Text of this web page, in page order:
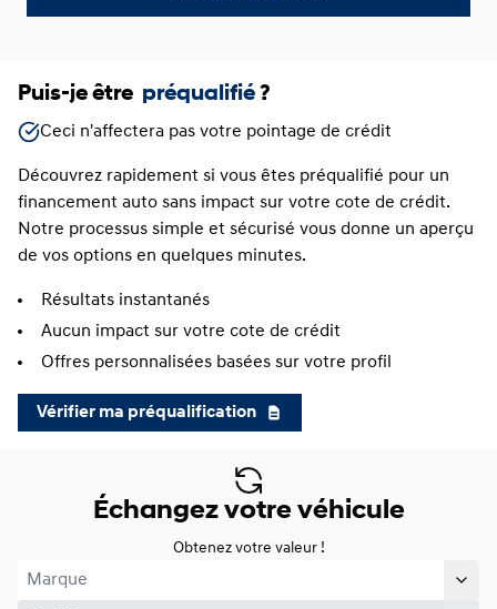
Puis-je être préqualifié ?
Ceci n'affectera pas votre pointage de crédit
Découvrez rapidement si vous êtes préqualifié pour un
financement auto sans impact sur votre cote de crédit.
Notre processus simple et sécurisé vous donne un aperçu
de vos options en quelques minutes.
Résultats instantanés
Aucun impact sur votre cote de crédit
Offres personnalisées basées sur votre profil
Vérifier ma préqualification
Échangez votre véhicule
Obtenez votre valeur !